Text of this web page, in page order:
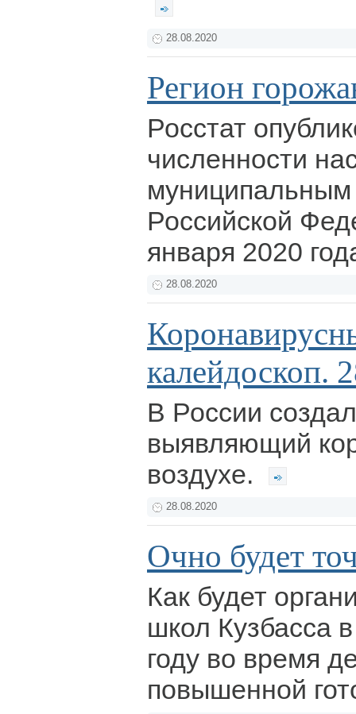
28.08.2020
Регион
Росстат
численности
Российской
января 2020
28.08.2020
калейдоскоп.
В России
выявляющий
воздухе.
28.08.2020
Очно будет
Как будет
школ Кузбасса
году во время
повышенной